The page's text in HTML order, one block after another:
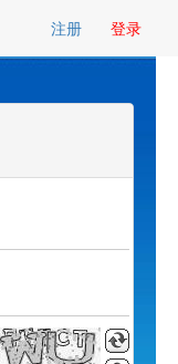
注册 登录